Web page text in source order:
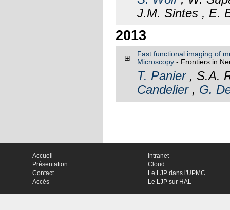
J.M. Sintes , E.
2013
⊞
Fast functional imaging of
Microscopy - Frontiers in
T. Panier, S.A.
Candelier, G.
Accueil
Présentation
Contact
Accès
Intranet
Cloud
Le LJP dans l'UPMC
Le LJP sur HAL